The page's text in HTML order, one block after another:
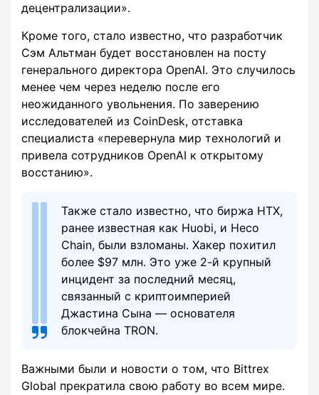
децентрализации».
Кроме того, стало известно, что разработчик
Сэм Альтман будет восстановлен на посту
генерального директора OpenAI. Это случилось
менее чем через неделю после его
неожиданного увольнения. По заверению
исследователей из CoinDesk, отставка
специалиста «перевернула мир технологий и
привела сотрудников OpenAI к открытому
восстанию».
Также стало известно, что биржа HTX,
ранее известная как Huobi, и Heco
Chain, были взломаны. Хакер похитил
более $97 млн. Это уже 2-й крупный
инцидент за последний месяц,
связанный с криптоимперией
Джастина Сына — основателя
блокчейна TRON.
Важными были и новости о том, что Bittrex
Global прекратила свою работу во всем мире.